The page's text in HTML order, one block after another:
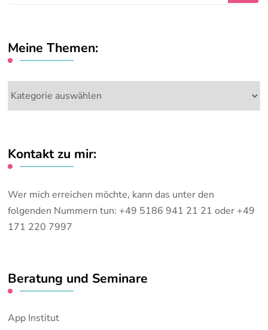
Meine Themen:
Meine
Themen:
Kontakt zu mir:
Wer mich erreichen möchte, kann das unter den
folgenden Nummern tun: +49 5186 941 21 21 oder +49
171 220 7997
Beratung und Seminare
App Institut